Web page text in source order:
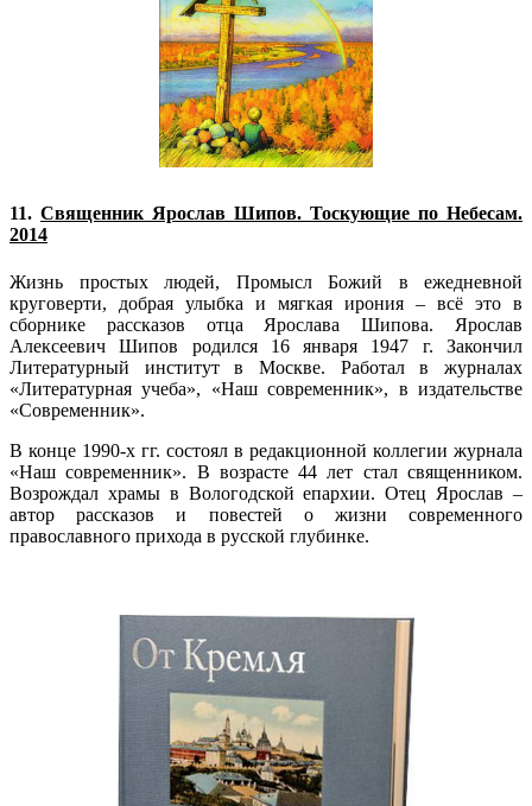
11. Священник Ярослав Шипов. Тоскующие по Небесам.
2014
Жизнь простых людей, Промысл Божий в ежедневной
круговерти, добрая улыбка и мягкая ирония – всё это в
сборнике рассказов отца Ярослава Шипова. Ярослав
Алексеевич Шипов родился 16 января 1947 г. Закончил
Литературный институт в Москве. Работал в журналах
«Литературная учеба», «Наш современник», в издательстве
«Современник».
В конце 1990-х гг. состоял в редакционной коллегии журнала
«Наш современник». В возрасте 44 лет стал священником.
Возрождал храмы в Вологодской епархии. Отец Ярослав –
автор рассказов и повестей о жизни современного
православного прихода в русской глубинке.